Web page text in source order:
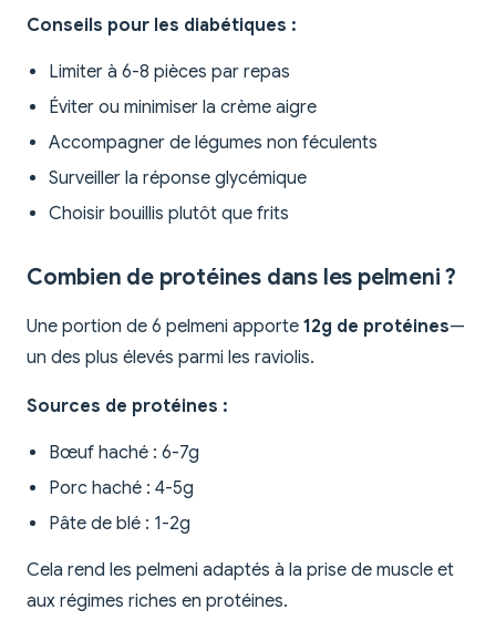
Conseils pour les diabétiques :
Limiter à 6-8 pièces par repas
Éviter ou minimiser la crème aigre
Accompagner de légumes non féculents
Surveiller la réponse glycémique
Choisir bouillis plutôt que frits
Combien de protéines dans les pelmeni ?
Une portion de 6 pelmeni apporte 12g de protéines—
un des plus élevés parmi les raviolis.
Sources de protéines :
Bœuf haché : 6-7g
Porc haché : 4-5g
Pâte de blé : 1-2g
Cela rend les pelmeni adaptés à la prise de muscle et
aux régimes riches en protéines.